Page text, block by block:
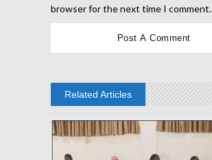
browser for the next time I comment.
Related Articles